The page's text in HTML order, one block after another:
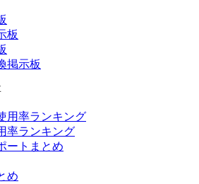
板
掲示板
用率ランキング
率ランキング
ートまとめ
め